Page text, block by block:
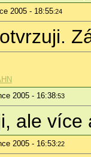
2005 - 18:55:24
2005 - 16:38:53
ale
2005 - 16:53:22